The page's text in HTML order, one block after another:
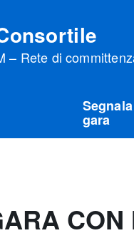
– Rete di
Segnala
gara